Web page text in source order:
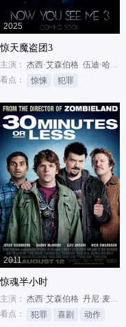
2025
惊天魔盗团3
主演： 杰西·艾森伯格 伍迪·哈里森
看点：
惊悚 犯罪
2011
惊魂半小时
主演： 杰西·艾森伯格 丹尼·麦克布耐德
看点：
犯罪 喜剧 动作